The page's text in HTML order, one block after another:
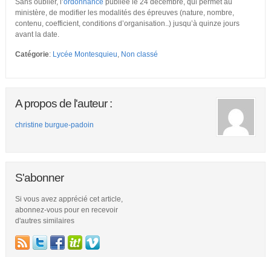
Sans oublier, l’ordonnance publiée le 24 décembre, qui permet au
ministère, de modifier les modalités des épreuves (nature, nombre,
contenu, coefficient, conditions d’organisation..) jusqu’à quinze jours
avant la date.
Catégorie: Lycée Montesquieu, Non classé
A propos de l'auteur :
christine burgue-padoin
S'abonner
Si vous avez apprécié cet article,
abonnez-vous pour en recevoir
d'autres similaires